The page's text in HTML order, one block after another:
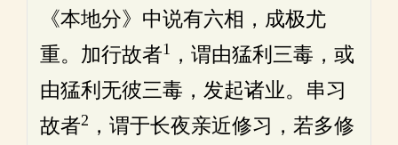
《本地分》中说有六相，成极尤
重。加行故者1
，谓由猛利三毒，或
由猛利无彼三毒，发起诸业。串习
故者2 ，谓于长夜亲近修习，若多修